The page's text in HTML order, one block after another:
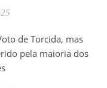
pela maioria dos